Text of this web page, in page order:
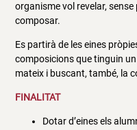
organisme vol revelar,
composar.
Es partirà de les eines
composicions que tinguin
mateix i buscant, també, la
FINALITAT
Dotar d’eines els